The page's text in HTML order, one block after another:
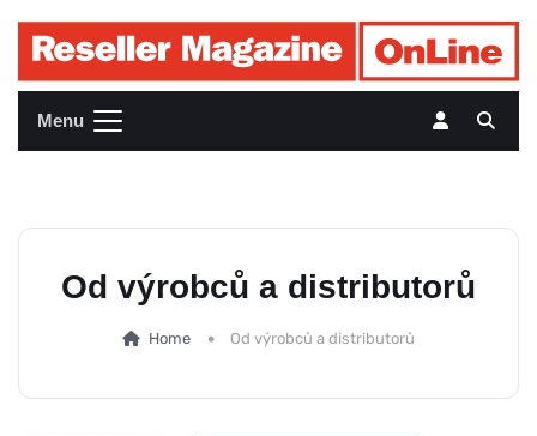
Menu
Od výrobců a distributorů
Home Od výrobců a distributorů